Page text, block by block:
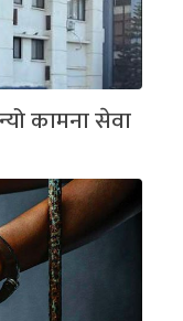
कामना सेवा